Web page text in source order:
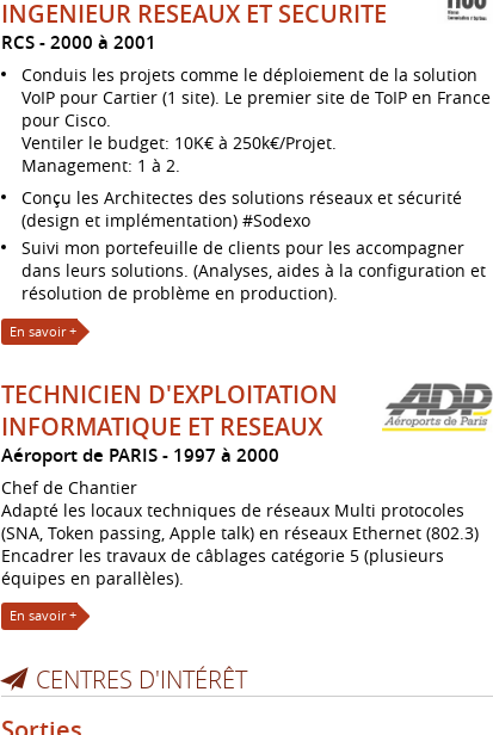
INGENIEUR RESEAUX ET SECURITE
RCS 2000 à 2001
Conduis les projets comme le déploiement de la solution
VoIP pour Cartier (1 site). Le premier site de ToIP en France
pour Cisco.
Ventiler le budget: 10K€ à 250k€/Projet.
Management: 1 à 2.
Conçu les Architectes des solutions réseaux et sécurité
(design et implémentation) #Sodexo
Suivi mon portefeuille de clients pour les accompagner
dans leurs solutions. (Analyses, aides à la configuration et
résolution de problème en production).
En savoir +
TECHNICIEN D'EXPLOITATION
INFORMATIQUE ET RESEAUX
Aéroport de PARIS 1997 à 2000
Chef de Chantier
Adapté les locaux techniques de réseaux Multi protocoles
(SNA, Token passing, Apple talk) en réseaux Ethernet (802.3)
Encadrer les travaux de câblages catégorie 5 (plusieurs
équipes en parallèles).
En savoir +
CENTRES D'INTÉRÊT